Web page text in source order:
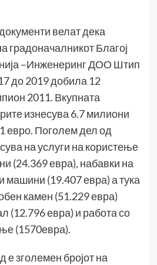
велат дека
градоначалникот Благој
–Инженеринг ДОО Штип
до 2019 добила 12
2011. Вкупната
изнесува 6.7 милиони
евро. Поголем дел од
на услуги на користење
(24.369 евра), набавки на
машини (19.407 евра) а тука
камен (51.229 евра)
(12.796 евра) и работа со
(1570евра).
е зголемен бројот на